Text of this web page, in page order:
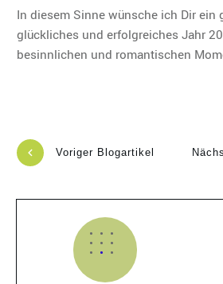
In diesem Sinne wünsche ich Dir ein
glückliches und erfolgreiches Jahr
besinnlichen und romantischen
Voriger Blogartikel